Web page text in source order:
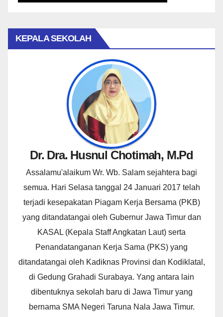
KEPALA SEKOLAH
Dr. Dra. Husnul Chotimah, M.Pd
Assalamu'alaikum Wr. Wb. Salam sejahtera bagi
semua. Hari Selasa tanggal 24 Januari 2017 telah
terjadi kesepakatan Piagam Kerja Bersama (PKB)
yang ditandatangai oleh Gubernur Jawa Timur dan
KASAL (Kepala Staff Angkatan Laut) serta
Penandatanganan Kerja Sama (PKS) yang
ditandatangai oleh Kadiknas Provinsi dan Kodiklatal,
di Gedung Grahadi Surabaya. Yang antara lain
dibentuknya sekolah baru di Jawa Timur yang
bernama SMA Negeri Taruna Nala Jawa Timur.